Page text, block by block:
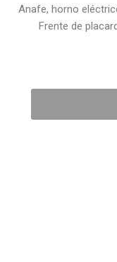
Anafe, horno
Frente de